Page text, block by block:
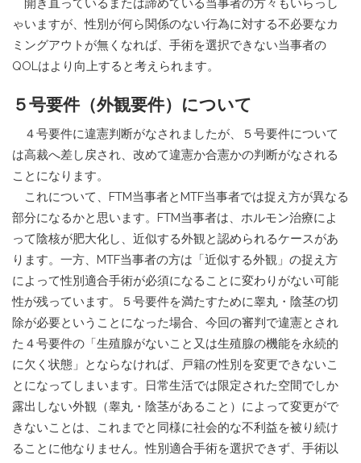
開き直っているまたは諦めている当事者の方々もいらっし
ゃいますが、性別が何ら関係のない行為に対する不必要なカ
ミングアウトが無くなれば、手術を選択できない当事者の
QOLはより向上すると考えられます。
５号要件（外観要件）について
４号要件に違憲判断がなされましたが、５号要件について
は高裁へ差し戻され、改めて違憲か合憲かの判断がなされる
ことになります。
これについて、FTM当事者とMTF当事者では捉え方が異なる
部分になるかと思います。FTM当事者は、ホルモン治療によ
って陰核が肥大化し、近似する外観と認められるケースがあ
ります。一方、MTF当事者の方は「近似する外観」の捉え方
によって性別適合手術が必須になることに変わりがない可能
性が残っています。５号要件を満たすために睾丸・陰茎の切
除が必要ということになった場合、今回の審判で違憲とされ
た４号要件の「生殖腺がないこと又は生殖腺の機能を永続的
に欠く状態」とならなければ、戸籍の性別を変更できないこ
とになってしまいます。日常生活では限定された空間でしか
露出しない外観（睾丸・陰茎があること）によって変更がで
きないことは、これまでと同様に社会的な不利益を被り続け
ることに他なりません。性別適合手術を選択できず、手術以